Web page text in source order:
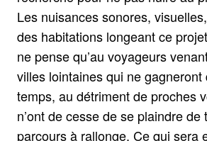
Les nuisances sonores,
des habitations longeant ce
ne pense qu’au voyageurs
villes lointaines qui ne
temps, au détriment de proches
n’ont de cesse de se plaindre de
parcours à rallonge. Ce qui sera